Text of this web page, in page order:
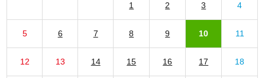
1 2 3 4
5 6 7 8 9 10 11
12 13 14 15 16 17 18